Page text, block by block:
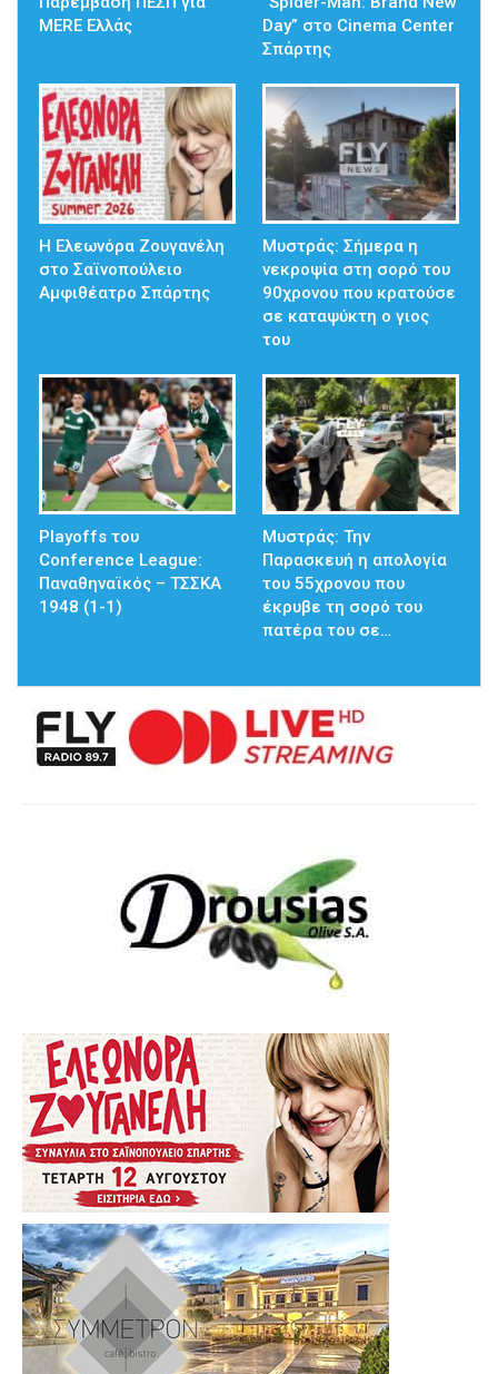
MERE Ελλάς
Day” στο Cinema Center
Σπάρτης
Η Ελεωνόρα Ζουγανέλη
στο Σαϊνοπούλειο
Αμφιθέατρο Σπάρτης
Mυστράς: Σήμερα η
νεκροψία στη σορό του
90χρονου που κρατούσε
σε καταψύκτη ο γιος
του
Playoffs του
Conference League:
Παναθηναϊκός – ΤΣΣΚΑ
1948 (1-1)
Μυστράς: Την
Παρασκευή η απολογία
του 55χρονου που
έκρυβε τη σορό του
πατέρα του σε…